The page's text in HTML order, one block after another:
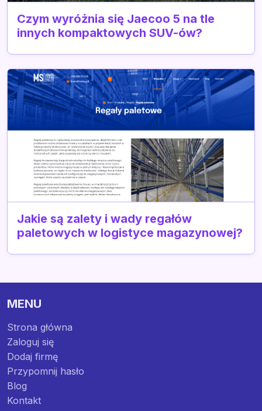
Czym wyróżnia się Jaecoo 5 na tle
innych kompaktowych SUV-ów?
Jakie są zalety i wady regałów
paletowych w logistyce magazynowej?
MENU
Strona główna
Zaloguj się
Dodaj firmę
Przypomnij hasło
Blog
Kontakt